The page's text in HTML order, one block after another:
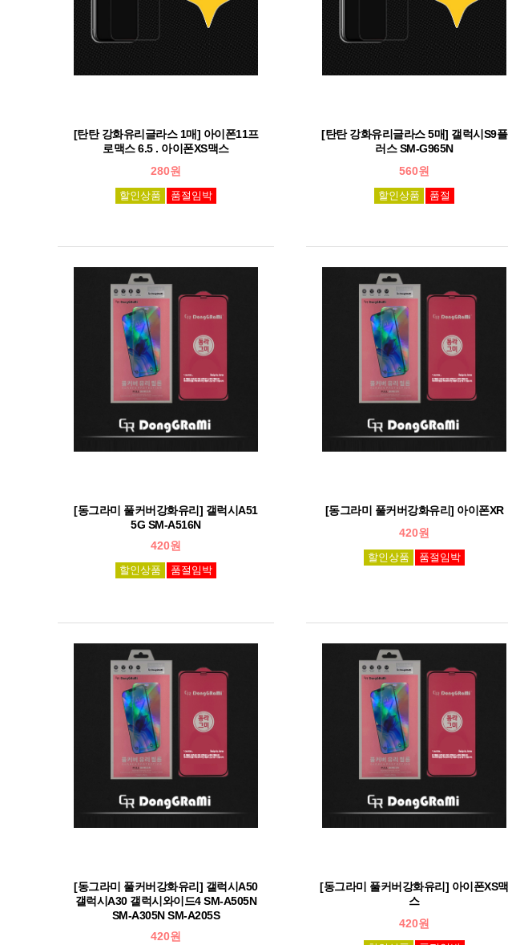
[탄탄 강화유리글라스 1매] 아이폰11프
로맥스 6.5 . 아이폰XS맥스
280원
할인상품 품절임박
[탄탄 강화유리글라스 5매] 갤럭시S9플
러스 SM-G965N
560원
할인상품 품절
[동그라미 풀커버강화유리] 갤럭시A51
5G SM-A516N
420원
할인상품 품절임박
[동그라미 풀커버강화유리] 아이폰XR
420원
할인상품 품절임박
[동그라미 풀커버강화유리] 갤럭시A50
갤럭시A30 갤럭시와이드4 SM-A505N
SM-A305N SM-A205S
420원
[동그라미 풀커버강화유리] 아이폰XS맥
스
420원